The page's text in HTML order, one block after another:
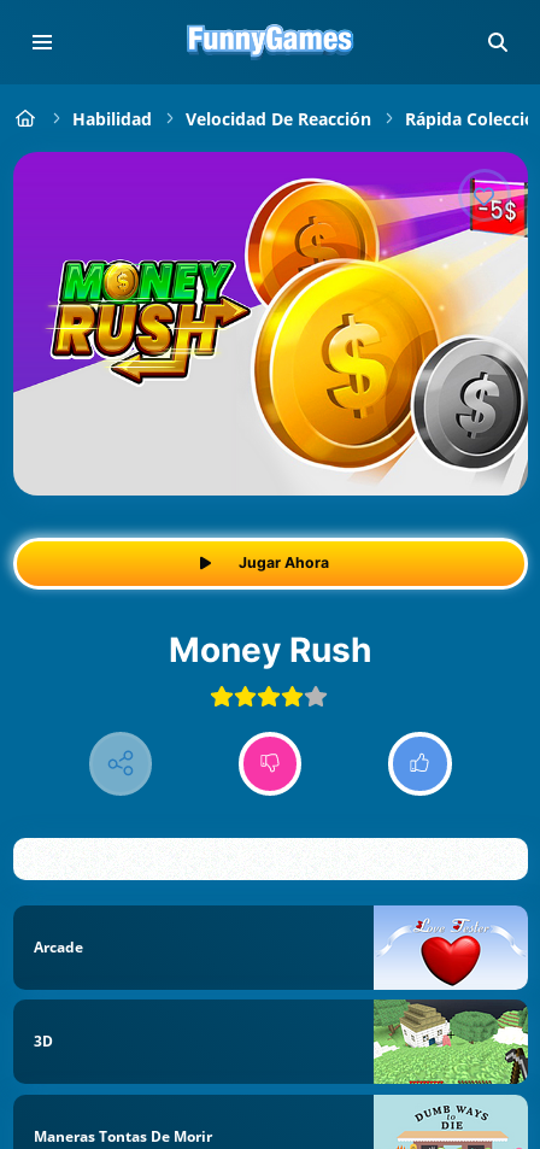
Habilidad Velocidad De Reacción Rápida
Jugar Ahora
Money Rush
Arcade
3D
Maneras Tontas De Morir